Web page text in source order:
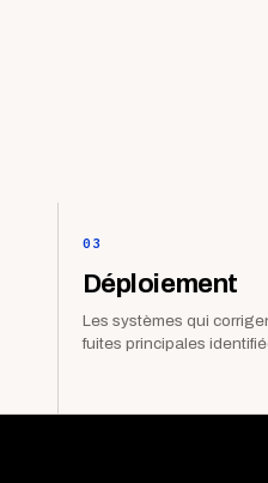
03
Déploiement
Les systèmes qui
fuites principales